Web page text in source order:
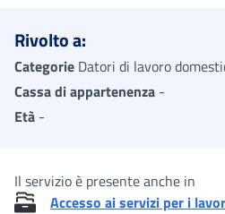
Rivolto a:
Categorie Datori di lavoro
Cassa di appartenenza -
Età -
Il servizio è presente anche in
Accesso ai servizi per i